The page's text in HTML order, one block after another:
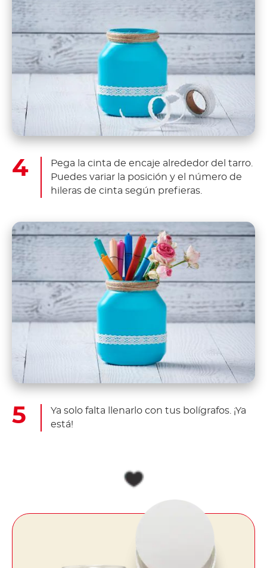
Pega la cinta de encaje alrededor del tarro.
Puedes variar la posición y el número de
hileras de cinta según prefieras.
Ya solo falta llenarlo con tus bolígrafos. ¡Ya
está!